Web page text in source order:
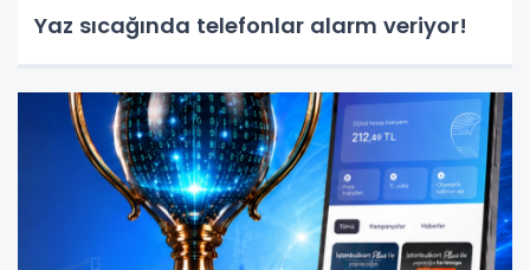
Yaz sıcağında telefonlar alarm veriyor!